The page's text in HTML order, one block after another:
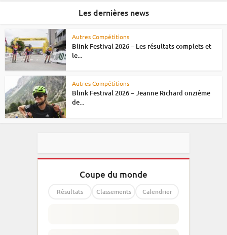
Les dernières news
Autres Compétitions
Blink Festival 2026 – Les résultats complets et
le...
Autres Compétitions
Blink Festival 2026 – Jeanne Richard onzième
de...
Coupe du monde
Résultats Classements Calendrier